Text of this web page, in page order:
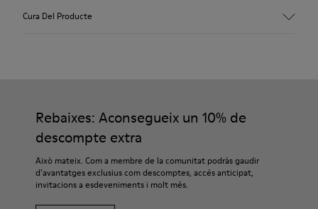
TECNOLOGIA
Amb certificació Podoactiva
Plantilla de PU
Folre
Cura Del Producte
que durin més.
Si necessites indicacions precises sobre com tenir cura de les
teves sabates, pots visitar la nostraGuia de manteniment de
sabates.
Rebaixes: Aconsegueix un 10% de
descompte extra
Això mateix. Com a membre de la comunitat podràs gaudir
d’avantatges exclusius com descomptes, accés anticipat,
invitacions a esdeveniments i molt més.